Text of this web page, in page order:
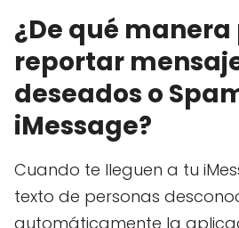
¿De qué
reportar
deseados o
iMessage?
Cuando te lleguen a tu
texto de personas
automáticamente la